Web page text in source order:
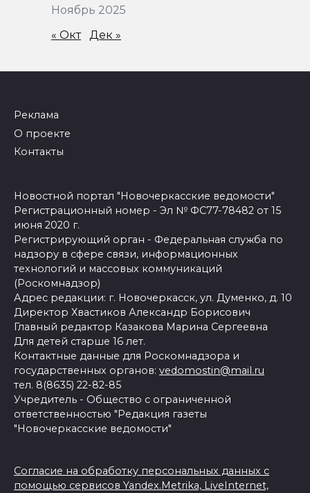
Ноябрь 2025
« Окт Дек »
Реклама
О проекте
Контакты
Новостной портал "Новочеркасские ведомости"
Регистрационный номер - Эл № ФС77-78482 от 15
июня 2020 г.
Регистрирующий орган - Федеральная служба по
надзору в сфере связи, информационных
технологий и массовых коммуникаций
(Роскомнадзор)
Адрес редакции: г. Новочеркасск, ул. Думенко, д. 10
Директор Хвастиков Александр Борисович
Главный редактор Казакова Марина Сергеевна
Для детей старше 16 лет.
Контактные данные для Роскомнадзора и
государственных органов: vedomostin@mail.ru
тел. 8(8635) 22-82-85
Учредитель - Общество с ограниченной
ответственностью "Редакция газеты
"Новочеркасские ведомости"
Согласие на обработку персональных данных с
помощью сервисов Yandex.Metrika, LiveInternet,